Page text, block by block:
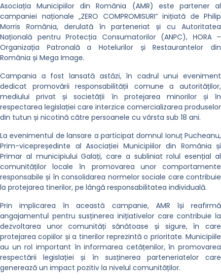
Asociația Municipiilor din România (AMR) este partener al
campaniei naționale „ZERO COMPROMISURI” inițiată de Philip
Morris România, derulată în parteneriat și cu Autoritatea
Națională pentru Protecția Consumatorilor (ANPC), HORA –
Organizația Patronală a Hotelurilor și Restaurantelor din
România și Mega Image.
Campania a fost lansată astăzi, în cadrul unui eveniment
dedicat promovării responsabilității comune a autorităților,
mediului privat și societății în protejarea minorilor și în
respectarea legislației care interzice comercializarea produselor
din tutun și nicotină către persoanele cu vârsta sub 18 ani.
La evenimentul de lansare a participat domnul Ionuț Pucheanu,
Prim-vicepreședinte al Asociației Municipiilor din România și
Primar al municipiului Galați, care a subliniat rolul esențial al
comunităților locale în promovarea unor comportamente
responsabile și în consolidarea normelor sociale care contribuie
la protejarea tinerilor, pe lângă responsabilitatea individuală.
Prin implicarea în această campanie, AMR își reafirmă
angajamentul pentru susținerea inițiativelor care contribuie la
dezvoltarea unor comunități sănătoase și sigure, în care
protejarea copiilor și a tinerilor reprezintă o prioritate. Municipiile
au un rol important în informarea cetățenilor, în promovarea
respectării legislației și în susținerea parteneriatelor care
generează un impact pozitiv la nivelul comunităților.